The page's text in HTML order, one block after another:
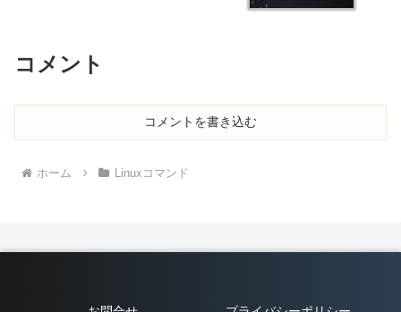
コメント
コメントを書き込む
ホーム Linuxコマンド